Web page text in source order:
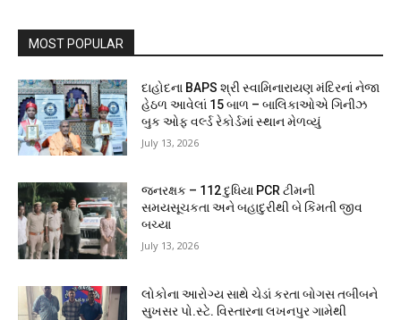
MOST POPULAR
દાહોદના BAPS શ્રી સ્વામિનારાયણ મંદિરનાં નેજા
હેઠળ આવેલાં 15 બાળ – બાલિકાઓએ ગિનીઝ
બુક ઓફ વર્લ્ડ રેકોર્ડમાં સ્થાન મેળવ્યું
July 13, 2026
જનરક્ષક – 112 દુધિયા PCR ટીમની
સમયસૂચકતા અને બહાદુરીથી બે કિંમતી જીવ
બચ્યા
July 13, 2026
લોકોના આરોગ્ય સાથે ચેડાં કરતા બોગસ તબીબને
સુખસર પો.સ્ટે. વિસ્તારના લખનપુર ગામેથી